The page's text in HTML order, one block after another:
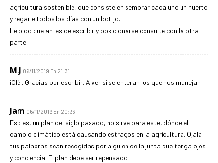
agricultura sostenible, que consiste en sembrar cada uno un huerto
y regarle todos los días con un botijo.
Le pido que antes de escribir y posicionarse consulte con la otra
parte.
M.J 06/11/2019 En 21:31
¡Olé!. Gracias por escribir. A ver si se enteran los que nos manejan.
Jam 06/11/2019 En 20:33
Eso es, un plan del siglo pasado, no sirve para este, dónde el
cambio climático está causando estragos en la agricultura. Ojalá
tus palabras sean recogidas por alguien de la junta que tenga ojos
y conciencia. El plan debe ser repensado.